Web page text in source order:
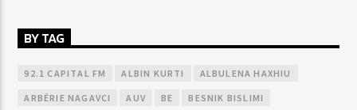
BY TAG
92.1 CAPITAL FM ALBIN KURTI ALBULENA HAXHIU
ARBËRIE NAGAVCI AUV BE BESNIK BISLIMI